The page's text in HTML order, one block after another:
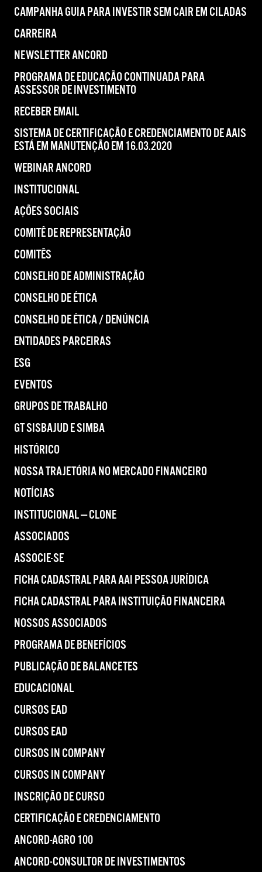
CAMPANHA GUIA PARA INVESTIR SEM CAIR EM CILADAS
CARREIRA
NEWSLETTER ANCORD
PROGRAMA DE EDUCAÇÃO CONTINUADA PARA
ASSESSOR DE INVESTIMENTO
RECEBER EMAIL
SISTEMA DE CERTIFICAÇÃO E CREDENCIAMENTO DE AAIS
ESTÁ EM MANUTENÇÃO EM 16.03.2020
WEBINAR ANCORD
INSTITUCIONAL
AÇÕES SOCIAIS
COMITÊ DE REPRESENTAÇÃO
COMITÊS
CONSELHO DE ADMINISTRAÇÃO
CONSELHO DE ÉTICA
CONSELHO DE ÉTICA / DENÚNCIA
ENTIDADES PARCEIRAS
ESG
EVENTOS
GRUPOS DE TRABALHO
GT SISBAJUD E SIMBA
HISTÓRICO
NOSSA TRAJETÓRIA NO MERCADO FINANCEIRO
NOTÍCIAS
INSTITUCIONAL — CLONE
ASSOCIADOS
ASSOCIE-SE
FICHA CADASTRAL PARA AAI PESSOA JURÍDICA
FICHA CADASTRAL PARA INSTITUIÇÃO FINANCEIRA
NOSSOS ASSOCIADOS
PROGRAMA DE BENEFÍCIOS
PUBLICAÇÃO DE BALANCETES
EDUCACIONAL
CURSOS EAD
CURSOS EAD
CURSOS IN COMPANY
CURSOS IN COMPANY
INSCRIÇÃO DE CURSO
CERTIFICAÇÃO E CREDENCIAMENTO
ANCORD-AGRO 100
ANCORD-CONSULTOR DE INVESTIMENTOS